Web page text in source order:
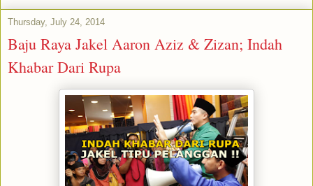
Thursday, July 24, 2014
Baju Raya Jakel Aaron Aziz & Zizan; Indah
Khabar Dari Rupa